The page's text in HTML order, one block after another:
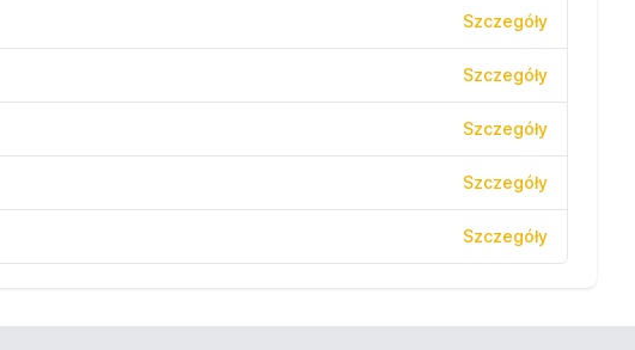
Szczegóły
Szczegóły
Szczegóły
Szczegóły
Szczegóły